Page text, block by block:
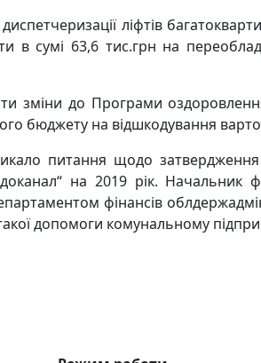
ліфтів
в сумі 63,6 тис.грн на
зміни до Програми
бюджету на відшкодування
питання щодо
на 2019 рік. Начальник
фінансів
допомоги комунальному